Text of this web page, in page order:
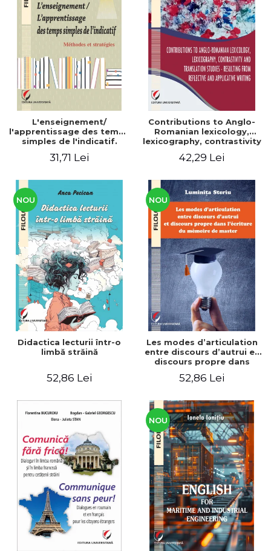
L'enseignement/
l'apprentissage des temps
simples de l'indicatif.
31,71 Lei
Contributions to Anglo-
Romanian lexicology,
lexicography, contrastivity
Resulting from reflective
42,29 Lei
NOU
Didactica lecturii într-o
limbă străină
52,86 Lei
NOU
Les modes d’articulation
entre discours d’autrui et
discours propre dans
master
52,86 Lei
NOU